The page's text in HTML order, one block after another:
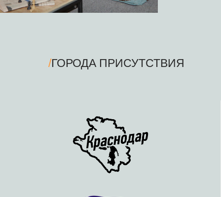
/ГОРОДА ПРИСУТСТВИЯ